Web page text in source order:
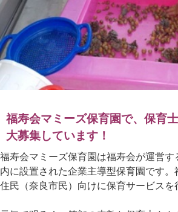
福寿会マミーズ保育園で、保育
大募集しています！
福寿会マミーズ保育園は福寿会が運営す
内に設置された企業主導型保育園です
住民（奈良市民）向けに保育サービスを